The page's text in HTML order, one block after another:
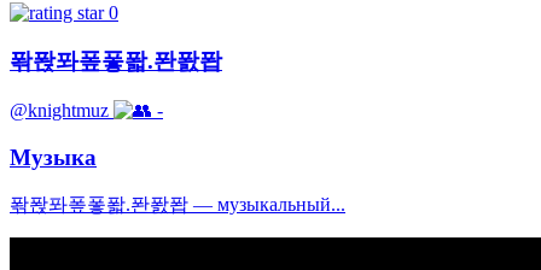
0
퐊퐍퐈퐆퐇퐓.퐌퐔퐙
@knightmuz -
Музыка
퐊퐍퐈퐆퐇퐓.퐌퐔퐙 — музыкальный...